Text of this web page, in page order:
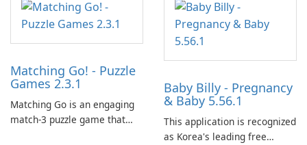
Matching Go! - Puzzle
Games 2.3.1
Matching Go is an engaging
match-3 puzzle game that
Baby Billy - Pregnancy
& Baby 5.56.1
This application is recognized
as Korea's leading free